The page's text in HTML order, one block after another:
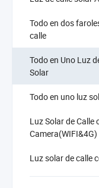
Todo en dos
calle
Todo en Uno Luz
Solar
Todo en uno luz
Luz Solar de Calle
Camera(WIFI&4G)
Luz solar de calle